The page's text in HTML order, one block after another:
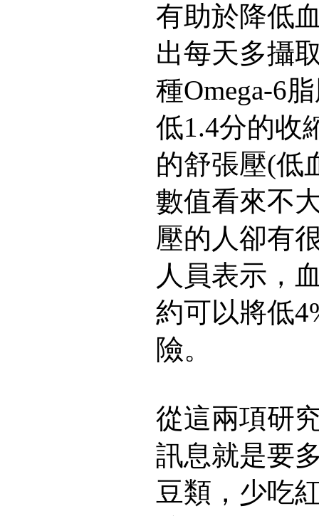
有助於降低
出每天多攝
種Omega-6
低1.4分的收
的舒張壓(低
數值看來不
壓的人卻有
人員表示，
約可以將低
險。
從這兩項研
訊息就是要
豆類，少吃